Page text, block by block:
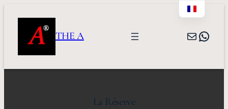
contenu
THE A E-mail
La Réserve